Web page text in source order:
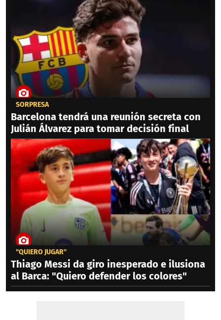
SORPRESA
Barcelona tendrá una reunión secreta con
Julián Álvarez para tomar decisión final
"QUIERO JUGAR"
Thiago Messi da giro inesperado e ilusiona
al Barca: "Quiero defender los colores"